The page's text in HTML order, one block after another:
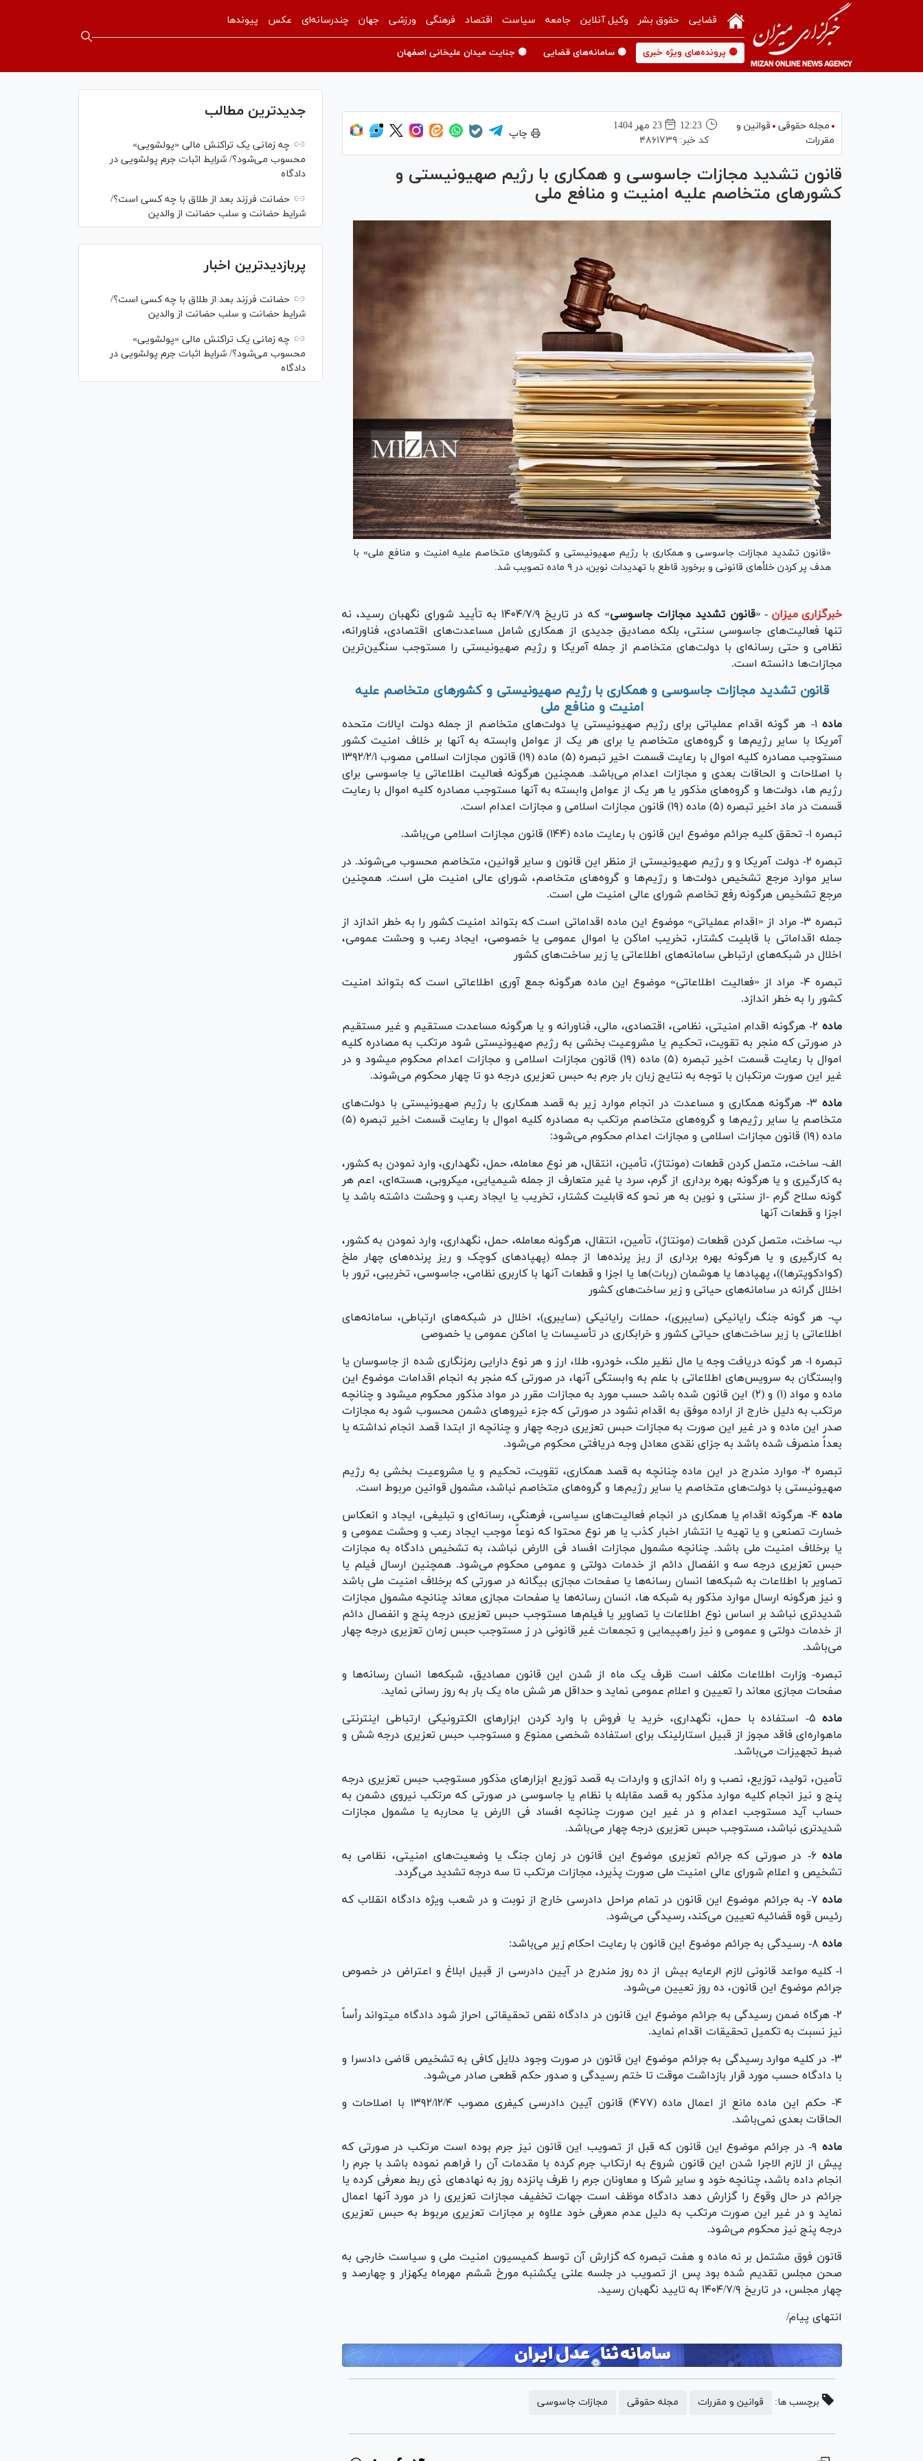
قضایی حقوق بشر وکیل آنلاین جامعه سیاست اقتصاد فرهنگی ورزشی جهان چندرسانه‌ای عکس پیوندها
🟡 پرونده‌های ویژه خبری 🟡 سامانه‌های قضایی 🟡 جنایت میدان علیخانی اصفهان
مجله حقوقی
قوانین و
مقررات
12:23
23 مهر 1404
کد خبر: ۴۸۶۱۷۳۹
چاپ
قانون تشدید مجازات جاسوسی و همکاری با رژیم صهیونیستی و
کشورهای متخاصم علیه امنیت و منافع ملی
«قانون تشدید مجازات جاسوسی و همکاری با رژیم صهیونیستی و کشور‌های متخاصم علیه امنیت و منافع ملی» با
هدف پر کردن خلأ‌های قانونی و برخورد قاطع با تهدیدات نوین، در ۹ ماده تصویب شد.
خبرگزاری میزان -
«قانون تشدید مجازات جاسوسی
» که در تاریخ ۱۴۰۴/۷/۹ به تأیید شورای نگهبان رسید، نه
تنها فعالیت‌های جاسوسی سنتی، بلکه مصادیق جدیدی از همکاری شامل مساعدت‌های اقتصادی، فناورانه،
نظامی و حتی رسانه‌ای با دولت‌های متخاصم از جمله آمریکا و رژیم صهیونیستی را مستوجب سنگین‌ترین
مجازات‌ها دانسته است.
قانون تشدید مجازات جاسوسی و همکاری با رژیم صهیونیستی و کشور‌های متخاصم علیه
امنیت و منافع ملی
ماده ۱- هر گونه اقدام عملیاتی برای رژیم صهیونیستی یا دولت‌های متخاصم از جمله دولت ایالات متحده
آمریکا با سایر رژیم‌ها و گروه‌های متخاصم یا برای هر یک از عوامل وابسته به آنها بر خلاف امنیت کشور
مستوجب مصادره کلیه اموال با رعایت قسمت اخیر تبصره (۵) ماده (۱۹) قانون مجازات اسلامی مصوب ۱۳۹۲/۲/۱
با اصلاحات و الحاقات بعدی و مجازات اعدام می‌باشد. همچنین هرگونه فعالیت اطلاعاتی یا جاسوسی برای
رژیم ها، دولت‌ها و گروه‌های مذکور یا هر یک از عوامل وابسته به آنها مستوجب مصادره کلیه اموال با رعایت
قسمت در ماد اخیر تبصره (۵) ماده (۱۹) قانون مجازات اسلامی و مجازات اعدام است.
تبصره ۱- تحقق کلیه جرائم موضوع این قانون با رعایت ماده (۱۴۴) قانون مجازات اسلامی می‌باشد.
تبصره ۲- دولت آمریکا و و رژیم صهیونیستی از منظر این قانون و سایر قوانین، متخاصم محسوب می‌شوند. در
سایر موارد مرجع تشخیص دولت‌ها و رژیم‌ها و گروه‌های متخاصم، شورای عالی امنیت ملی است. همچنین
مرجع تشخیص هرگونه رفع تخاصم شورای عالی امنیت ملی است.
تبصره ۳- مراد از «اقدام عملیاتی» موضوع این ماده اقداماتی است که بتواند امنیت کشور را به خطر اندازد از
جمله اقداماتی با قابلیت کشتار، تخریب اماکن یا اموال عمومی یا خصوصی، ایجاد رعب و وحشت عمومی،
اخلال در شبکه‌های ارتباطی سامانه‌های اطلاعاتی یا زیر ساخت‌های کشور
تبصره ۴- مراد از «فعالیت اطلاعاتی» موضوع این ماده هرگونه جمع آوری اطلاعاتی است که بتواند امنیت
کشور را به خطر اندازد.
ماده
۲- هرگونه اقدام امنیتی، نظامی، اقتصادی، مالی، فناورانه و یا هرگونه مساعدت مستقیم و غیر مستقیم
در صورتی که منجر به تقویت، تحکیم یا مشروعیت بخشی به رژیم صهیونیستی شود مرتکب به مصادره کلیه
اموال با رعایت قسمت اخیر تبصره (۵) ماده (۱۹) قانون مجازات اسلامی و مجازات اعدام محکوم میشود و در
غیر این صورت مرتکبان با توجه به نتایج زبان بار جرم به حبس تعزیری درجه دو تا چهار محکوم می‌شوند.
ماده
۳- هرگونه همکاری و مساعدت در انجام موارد زیر به قصد همکاری با رژیم صهیونیستی با دولت‌های
متخاصم یا سایر رژیم‌ها و گروه‌های متخاصم مرتکب به مصادره کلیه اموال با رعایت قسمت اخیر تبصره (۵)
ماده (۱۹) قانون مجازات اسلامی و مجازات اعدام محکوم می‌شود:
الف- ساخت، متصل کردن قطعات (مونتاژ)، تأمین، انتقال، هر نوع معامله، حمل، نگهداری، وارد نمودن به کشور،
به کارگیری و یا هرگونه بهره برداری از گرم، سرد یا غیر متعارف از جمله شیمیایی، میکروبی، هسته‌ای، اعم هر
گونه سلاح گرم -از سنتی و نوین به هر نحو که قابلیت کشتار، تخریب یا ایجاد رعب و وحشت داشته باشد یا
اجزا و قطعات آنها
ب- ساخت، متصل کردن قطعات (مونتاژ)، تأمین، انتقال، هرگونه معامله، حمل، نگهداری، وارد نمودن به کشور،
به کارگیری و یا هرگونه بهره برداری از ریز پرنده‌ها از جمله (پهپاد‌های کوچک و ریز پرنده‌های چهار ملخ
(کوادکوپترها))، پهپاد‌ها یا هوشمان (ربات)‌ها یا اجزا و قطعات آنها با کاربری نظامی، جاسوسی، تخریبی، ترور با
اخلال گرانه در سامانه‌های حیاتی و زیر ساخت‌های کشور
پ- هر گونه جنگ رایانیکی (سایبری)، حملات رایانیکی (سایبری)، اخلال در شبکه‌های ارتباطی، سامانه‌های
اطلاعاتی با زیر ساخت‌های حیاتی کشور و خرابکاری در تأسیسات یا اماکن عمومی یا خصوصی
تبصره ۱- هر گونه دریافت وجه یا مال نظیر ملک، خودرو، طلا، ارز و هر نوع دارایی رمزنگاری شده از جاسوسان یا
وابستگان به سرویس‌های اطلاعاتی با علم به وابستگی آنها، در صورتی که منجر به انجام اقدامات موضوع این
ماده و مواد (۱) و (۲) این قانون شده باشد حسب مورد به مجازات مقرر در مواد مذکور محکوم میشود و چنانچه
مرتکب به دلیل خارج از اراده موفق به اقدام نشود در صورتی که جزء نیرو‌های دشمن محسوب شود به مجازات
صدر این ماده و در غیر این صورت به مجازات حبس تعزیری درجه چهار و چنانچه از ابتدا قصد انجام نداشته یا
بعداً منصرف شده باشد به جزای نقدی معادل وجه دریافتی محکوم می‌شود.
تبصره ۲- موارد مندرج در این ماده چنانچه به قصد همکاری، تقویت، تحکیم و یا مشروعیت بخشی به رژیم
صهیونیستی با دولت‌های متخاصم یا سایر رژیم‌ها و گروه‌های متخاصم نباشد، مشمول قوانین مربوط است.
ماده
۴- هرگونه اقدام یا همکاری در انجام فعالیت‌های سیاسی، فرهنگی، رسانه‌ای و تبلیغی، ایجاد و انعکاس
خسارت تصنعی و یا تهیه یا انتشار اخبار کذب یا هر نوع محتوا که نوعاً موجب ایجاد رعب و وحشت عمومی و
یا برخلاف امنیت ملی باشد. چنانچه مشمول مجازات افساد فی الارض نباشد، به تشخیص دادگاه به مجازات
حبس تعزیری درجه سه و انفصال دائم از خدمات دولتی و عمومی محکوم می‌شود. همچنین ارسال فیلم یا
تصاویر با اطلاعات به شبکه‌ها انسان رسانه‌ها یا صفحات مجازی بیگانه در صورتی که برخلاف امنیت ملی باشد
و نیز هرگونه ارسال موارد مذکور به شبکه ها، انسان رسانه‌ها یا صفحات مجازی معاند چنانچه مشمول مجازات
شدیدتری نباشد بر اساس نوع اطلاعات یا تصاویر یا فیلم‌ها مستوجب حبس تعزیری درجه پنج و انفصال دائم
از خدمات دولتی و عمومی و نیز راهپیمایی و تجمعات غیر قانونی در ز مستوجب حبس زمان تعزیری درجه چهار
می‌باشد.
تبصره- وزارت اطلاعات مکلف است ظرف یک ماه از شدن این قانون مصادیق، شبکه‌ها انسان رسانه‌ها و
صفحات مجازی معاند را تعیین و اعلام عمومی نماید و حداقل هر شش ماه یک بار به روز رسانی نماید.
ماده
۵- استفاده با حمل، نگهداری، خرید یا فروش با وارد کردن ابزار‌های الکترونیکی ارتباطی اینترنتی
ماهواره‌ای فاقد مجوز از قبیل استارلینک برای استفاده شخصی ممنوع و مستوجب حبس تعزیری درجه شش و
ضبط تجهیزات می‌باشد.
تأمین، تولید، توزیع، نصب و راه اندازی و واردات به قصد توزیع ابزار‌های مذکور مستوجب حبس تعزیری درجه
پنج و نیز انجام کلیه موارد مذکور به قصد مقابله با نظام یا جاسوسی در صورتی که مرتکب نیروی دشمن به
حساب آید مستوجب اعدام و در غیر این صورت چنانچه افساد فی الارض یا محاربه یا مشمول مجازات
شدیدتری نباشد، مستوجب حبس تعزیری درجه چهار می‌باشد.
ماده ۶- در صورتی که جرائم تعزیری موضوع این قانون در زمان جنگ یا وضعیت‌های امنیتی، نظامی به
تشخیص و اعلام شورای عالی امنیت ملی صورت پذیرد، مجازات مرتکب تا سه درجه تشدید می‌گردد.
ماده ۷- به جرائم موضوع این قانون در تمام مراحل دادرسی خارج از نوبت و در شعب ویژه دادگاه انقلاب که
رئیس قوه قضائیه تعیین می‌کند، رسیدگی می‌شود.
ماده ۸- رسیدگی به جرائم موضوع این قانون با رعایت احکام زیر می‌باشد:
۱- کلیه مواعد قانونی لازم الرعایه بیش از ده روز مندرج در آیین دادرسی از قبیل ابلاغ و اعتراض در خصوص
جرائم موضوع این قانون، ده روز تعیین می‌شود.
۲- هرگاه ضمن رسیدگی به جرائم موضوع این قانون در دادگاه نقص تحقیقاتی احراز شود دادگاه میتواند رأساً
نیز نسبت به تکمیل تحقیقات اقدام نماید.
۳- در کلیه موارد رسیدگی به جرائم موضوع این قانون در صورت وجود دلایل کافی به تشخیص قاضی دادسرا و
با دادگاه حسب مورد قرار بازداشت موقت تا ختم رسیدگی و صدور حکم قطعی صادر می‌شود.
۴- حکم این ماده مانع از اعمال ماده (۴۷۷) قانون آیین دادرسی کیفری مصوب ۱۳۹۲/۱۲/۴ با اصلاحات و
الحاقات بعدی نمی‌باشد.
ماده
۹- در جرائم موضوع این قانون که قبل از تصویب این قانون نیز جرم بوده است مرتکب در صورتی که
پیش از لازم الاجرا شدن این قانون شروع به ارتکاب جرم کرده با مقدمات آن را فراهم نموده باشد با جرم را
انجام داده باشد، چنانچه خود و سایر شرکا و معاونان جرم را ظرف پانزده روز به نهاد‌های ذی ربط معرفی کرده یا
جرائم در حال وقوع را گزارش دهد دادگاه موظف است جهات تخفیف مجازات تعزیری را در مورد آنها اعمال
نماید و در غیر این صورت مرتکب به دلیل عدم معرفی خود علاوه بر مجازات تعزیری مربوط به حبس تعزیری
درجه پنج نیز محکوم می‌شود.
قانون فوق مشتمل بر نه ماده و هفت تبصره که گزارش آن توسط کمیسیون امنیت ملی و سیاست خارجی به
صحن مجلس تقدیم شده بود پس از تصویب در جلسه علنی یکشنبه مورخ ششم مهرماه یکهزار و چهارصد و
چهار مجلس، در تاریخ ۱۴۰۴/۷/۹ به تایید نگهبان رسید.
انتهای پیام/
برچسب ها: قوانین و مقررات مجله حقوقی مجازات جاسوسی
جدیدترین مطالب
چه زمانی یک تراکنش مالی «پولشویی»
محسوب می‌شود؟/ شرایط اثبات جرم پولشویی در
دادگاه
حضانت فرزند بعد از طلاق با چه کسی است؟/
شرایط حضانت و سلب حضانت از والدین
پربازدیدترین اخبار
حضانت فرزند بعد از طلاق با چه کسی است؟/
شرایط حضانت و سلب حضانت از والدین
چه زمانی یک تراکنش مالی «پولشویی»
محسوب می‌شود؟/ شرایط اثبات جرم پولشویی در
دادگاه